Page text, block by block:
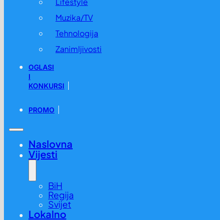
Muzika/TV
Tehnologija
Zanimljivosti
OGLASI
I
KONKURSI
PROMO
Naslovna
Vijesti
BiH
Regija
Svijet
Lokalno